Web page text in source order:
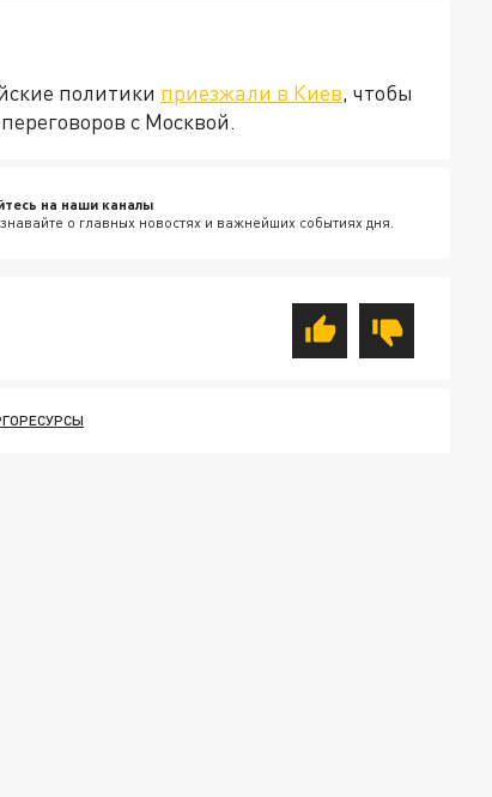
политики приезжали в Киев, чтобы
с Москвой.
на наши каналы
о главных новостях и важнейших событиях дня.